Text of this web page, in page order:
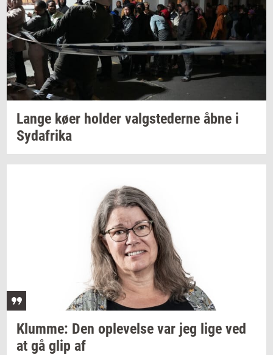
Lange køer hol­der valg­ste­der­ne åbne i
Syd­afri­ka
Klum­me: Den op­le­vel­se var jeg lige ved
at gå glip af